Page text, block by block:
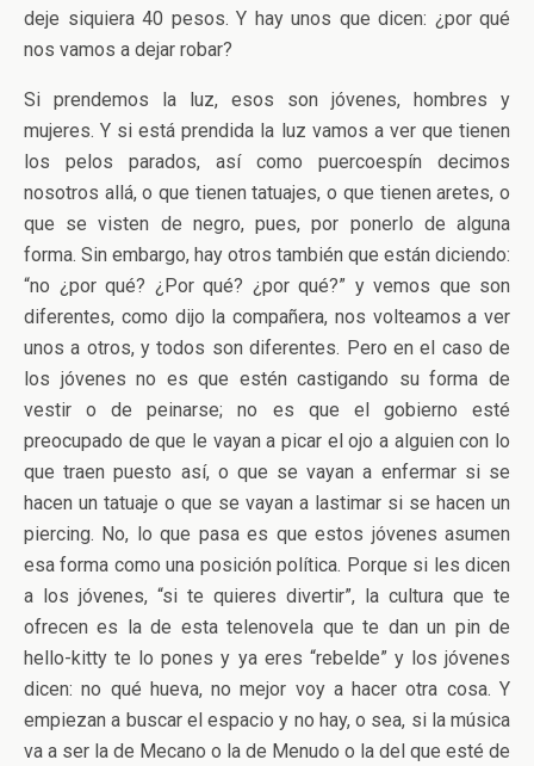
deje siquiera 40 pesos. Y hay unos que dicen: ¿por qué
nos vamos a dejar robar?
Si prendemos la luz, esos son jóvenes, hombres y
mujeres. Y si está prendida la luz vamos a ver que tienen
los pelos parados, así como puercoespín decimos
nosotros allá, o que tienen tatuajes, o que tienen aretes, o
que se visten de negro, pues, por ponerlo de alguna
forma. Sin embargo, hay otros también que están diciendo:
“no ¿por qué? ¿Por qué? ¿por qué?” y vemos que son
diferentes, como dijo la compañera, nos volteamos a ver
unos a otros, y todos son diferentes. Pero en el caso de
los jóvenes no es que estén castigando su forma de
vestir o de peinarse; no es que el gobierno esté
preocupado de que le vayan a picar el ojo a alguien con lo
que traen puesto así, o que se vayan a enfermar si se
hacen un tatuaje o que se vayan a lastimar si se hacen un
piercing. No, lo que pasa es que estos jóvenes asumen
esa forma como una posición política. Porque si les dicen
a los jóvenes, “si te quieres divertir”, la cultura que te
ofrecen es la de esta telenovela que te dan un pin de
hello-kitty te lo pones y ya eres “rebelde” y los jóvenes
dicen: no qué hueva, no mejor voy a hacer otra cosa. Y
empiezan a buscar el espacio y no hay, o sea, si la música
va a ser la de Mecano o la de Menudo o la del que esté de